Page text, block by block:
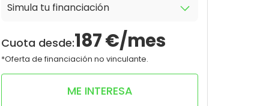
Simula tu financiación
Cuota desde:187€/mes
*Oferta de financiación no vinculante.
ME INTERESA